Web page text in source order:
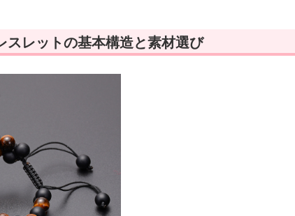
スレットの基本構造と素材選び